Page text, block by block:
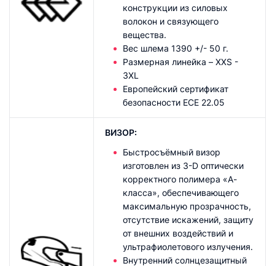
конструкции из силовых
волокон и связующего
вещества.
Вес шлема 1390 +/- 50 г.
Размерная линейка – XXS -
3XL
Европейский сертификат
безопасности ECE 22.05
ВИЗОР:
Быстросъёмный визор
изготовлен из 3-D оптически
корректного полимера «А-
класса», обеспечивающего
максимальную прозрачность,
отсутствие искажений, защиту
от внешних воздействий и
ультрафиолетового излучения.
Внутренний солнцезащитный